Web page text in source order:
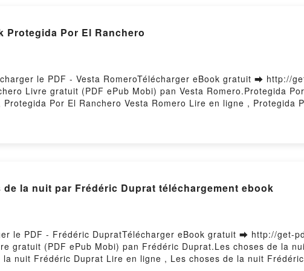
Protegida Por El Ranchero
le PDF - Vesta RomeroTélécharger eBook gratuit ➡ http://
Livre gratuit (PDF ePub Mobi) pan Vesta Romero.Protegida
Por El Ranchero Vesta Romero Lire en ligne , Protegida
Téléchargement gratuitPowered by Firstory Hosting
la nuit par Frédéric Duprat téléchargement ebook
le PDF - Frédéric DupratTélécharger eBook gratuit ➡ http://get-
gratuit (PDF ePub Mobi) pan Frédéric Duprat.Les choses de la
nuit Frédéric Duprat Lire en ligne , Les choses de la nuit